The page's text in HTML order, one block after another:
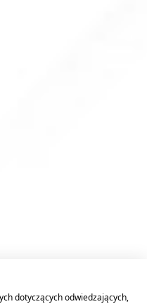
dotyczących odwiedzających,